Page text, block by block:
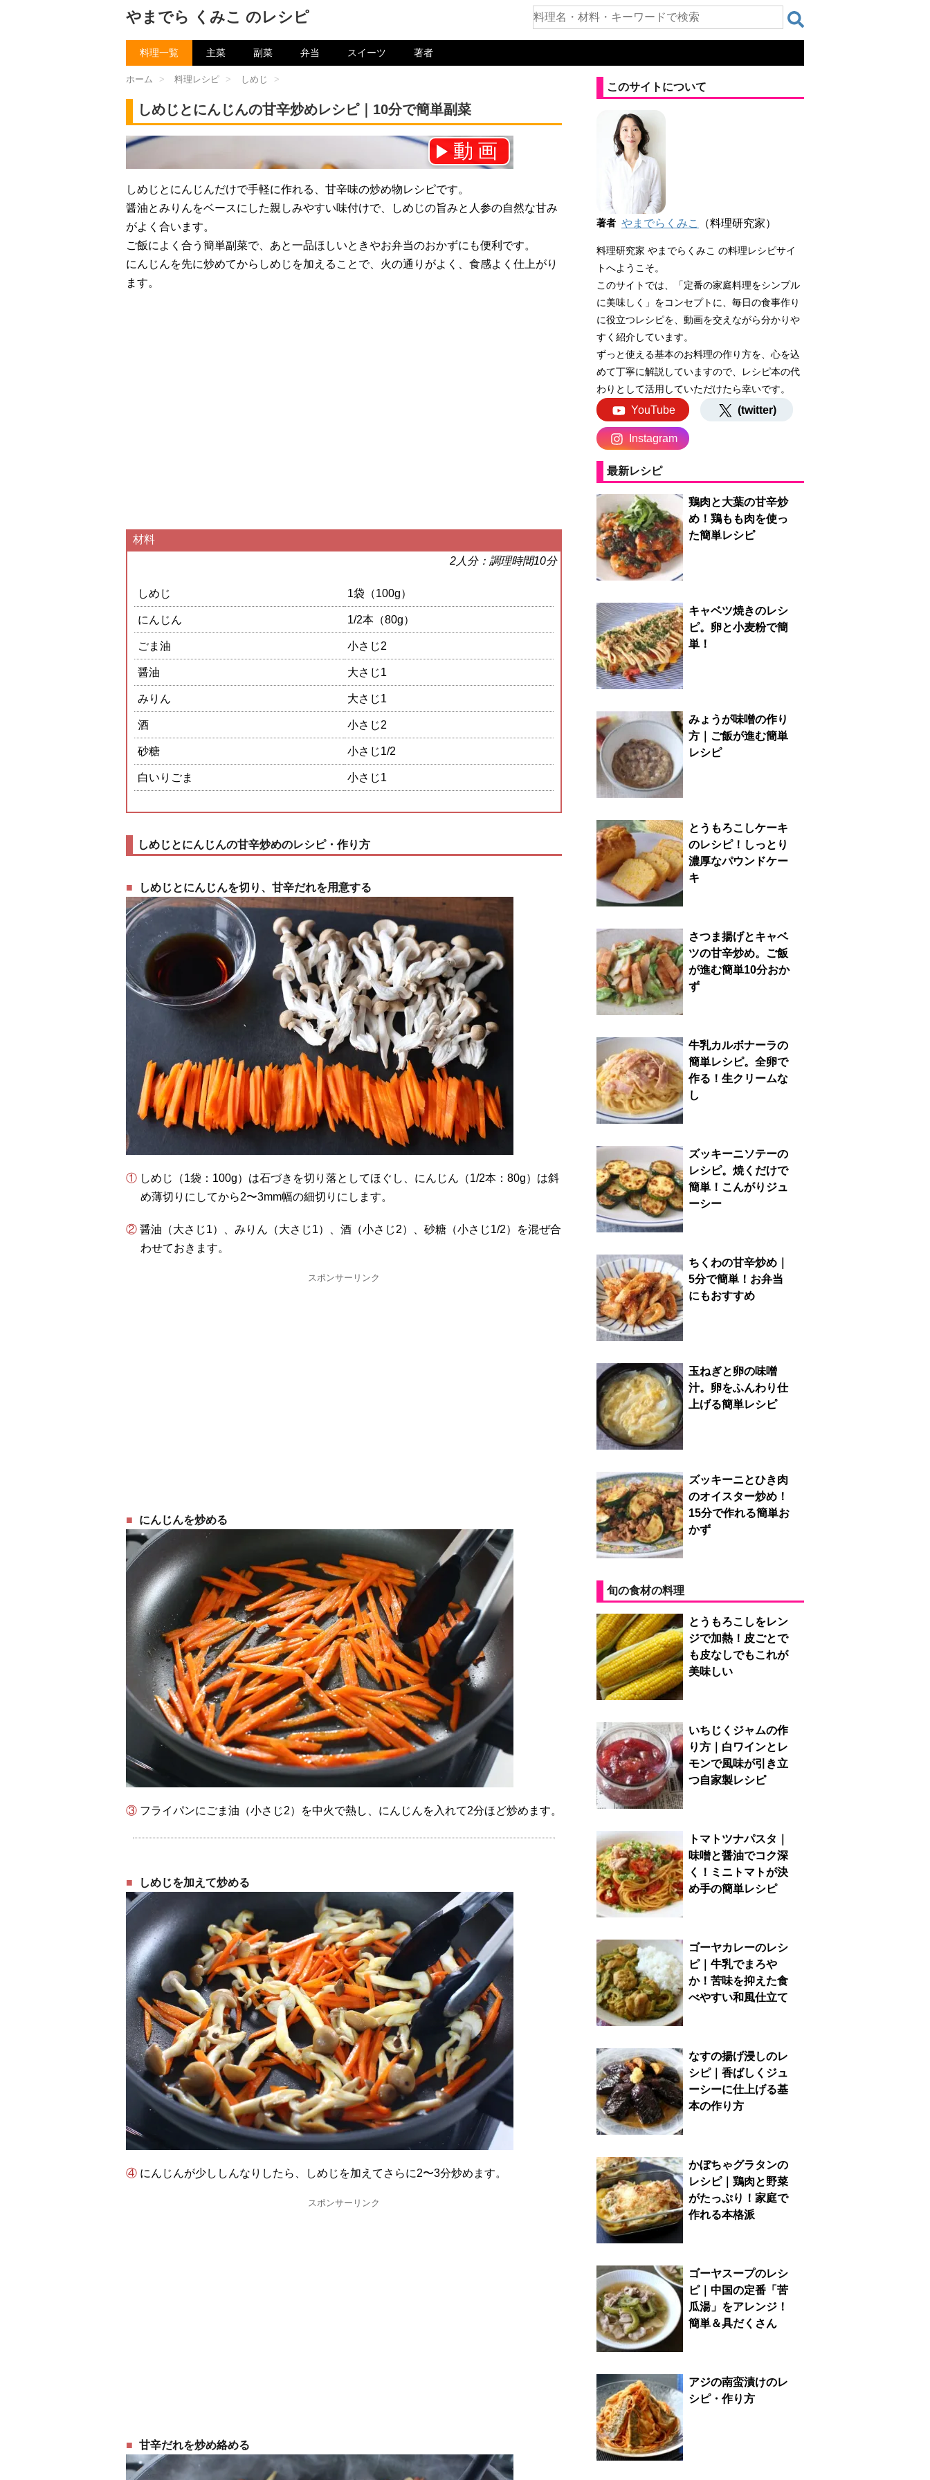
やまでら くみこ のレシピ
料理一覧 主菜 副菜 弁当 スイーツ 著者
ホーム > 料理レシピ > しめじ >
しめじとにんじんの甘辛炒めレシピ｜10分で簡単副菜
動画
しめじとにんじんだけで手軽に作れる、甘辛味の炒め物レシピです。
醤油とみりんをベースにした親しみやすい味付けで、しめじの旨みと人参の自然な甘み
がよく合います。
ご飯によく合う簡単副菜で、あと一品ほしいときやお弁当のおかずにも便利です。
にんじんを先に炒めてからしめじを加えることで、火の通りがよく、食感よく仕上がり
ます。
材料
2人分：調理時間10分
しめじ 1袋（100g）
にんじん 1/2本（80g）
ごま油 小さじ2
醤油 大さじ1
みりん 大さじ1
酒 小さじ2
砂糖 小さじ1/2
白いりごま 小さじ1
しめじとにんじんの甘辛炒めのレシピ・作り方
しめじとにんじんを切り、甘辛だれを用意する
① しめじ（1袋：100g）は石づきを切り落としてほぐし、にんじん（1/2本：80g）は斜
め薄切りにしてから2〜3mm幅の細切りにします。
② 醤油（大さじ1）、みりん（大さじ1）、酒（小さじ2）、砂糖（小さじ1/2）を混ぜ合
わせておきます。
スポンサーリンク
にんじんを炒める
③ フライパンにごま油（小さじ2）を中火で熱し、にんじんを入れて2分ほど炒めます。
しめじを加えて炒める
④ にんじんが少ししんなりしたら、しめじを加えてさらに2〜3分炒めます。
スポンサーリンク
甘辛だれを炒め絡める
このサイトについて
著者 やまでらくみこ （料理研究家）
料理研究家 やまでらくみこ の料理レシピサイ
トへようこそ。
このサイトでは、「定番の家庭料理をシンプル
に美味しく」をコンセプトに、毎日の食事作り
に役立つレシピを、動画を交えながら分かりや
すく紹介しています。
ずっと使える基本のお料理の作り方を、心を込
めて丁寧に解説していますので、レシピ本の代
わりとして活用していただけたら幸いです。
YouTube (twitter)
Instagram
最新レシピ
鶏肉と大葉の甘辛炒
め！鶏もも肉を使っ
た簡単レシピ
キャベツ焼きのレシ
ピ。卵と小麦粉で簡
単！
みょうが味噌の作り
方｜ご飯が進む簡単
レシピ
とうもろこしケーキ
のレシピ！しっとり
濃厚なパウンドケー
キ
さつま揚げとキャベ
ツの甘辛炒め。ご飯
が進む簡単10分おか
ず
牛乳カルボナーラの
簡単レシピ。全卵で
作る！生クリームな
し
ズッキーニソテーの
レシピ。焼くだけで
簡単！こんがりジュ
ーシー
ちくわの甘辛炒め｜
5分で簡単！お弁当
にもおすすめ
玉ねぎと卵の味噌
汁。卵をふんわり仕
上げる簡単レシピ
ズッキーニとひき肉
のオイスター炒め！
15分で作れる簡単お
かず
旬の食材の料理
とうもろこしをレン
ジで加熱！皮ごとで
も皮なしでもこれが
美味しい
いちじくジャムの作
り方｜白ワインとレ
モンで風味が引き立
つ自家製レシピ
トマトツナパスタ｜
味噌と醤油でコク深
く！ミニトマトが決
め手の簡単レシピ
ゴーヤカレーのレシ
ピ｜牛乳でまろや
か！苦味を抑えた食
べやすい和風仕立て
なすの揚げ浸しのレ
シピ｜香ばしくジュ
ーシーに仕上げる基
本の作り方
かぼちゃグラタンの
レシピ｜鶏肉と野菜
がたっぷり！家庭で
作れる本格派
ゴーヤスープのレシ
ピ｜中国の定番「苦
瓜湯」をアレンジ！
簡単＆具だくさん
アジの南蛮漬けのレ
シピ・作り方